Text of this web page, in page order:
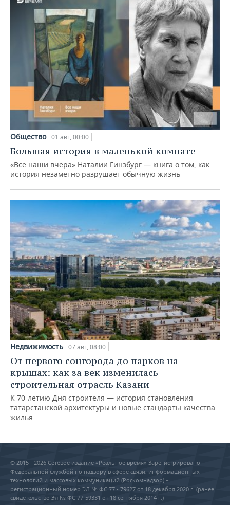
Общество 01 авг, 00:00
Большая история в маленькой комнате
«Все наши вчера» Наталии Гинзбург — книга о том, как
история незаметно разрушает обычную жизнь
Недвижимость 07 авг, 08:00
От первого соцгорода до парков на
крышах: как за век изменилась
строительная отрасль Казани
К 70-летию Дня строителя — история становления
татарстанской архитектуры и новые стандарты качества
жилья
© 2015 - 2026 Сетевое издание «Реальное время» Зарегистрировано
Федеральной службой по надзору в сфере связи, информационных
технологий и массовых коммуникаций (Роскомнадзор) –
регистрационный номер ЭЛ № ФС 77 - 79627 от 18 декабря 2020 г. (ранее
свидетельство Эл № ФС 77-59331 от 18 сентября 2014 г.)